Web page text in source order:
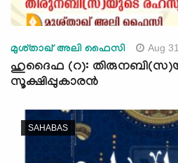
മുശ്താഖ് അലി ഫൈസി Aug
ഹുദൈഫ (റ):
സൂക്ഷിപ്പുകാരന്‍
SAHABAS